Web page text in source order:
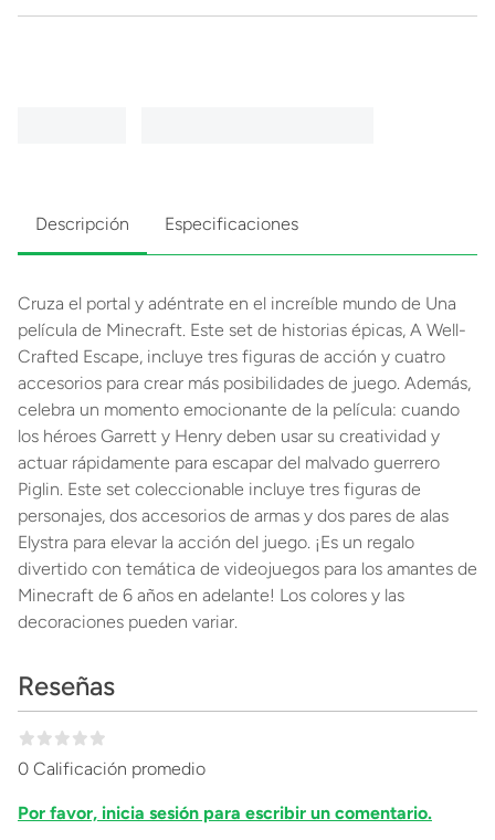
Descripción Especificaciones
Cruza el portal y adéntrate en el increíble mundo de Una
película de Minecraft. Este set de historias épicas, A Well-
Crafted Escape, incluye tres figuras de acción y cuatro
accesorios para crear más posibilidades de juego. Además,
celebra un momento emocionante de la película: cuando
los héroes Garrett y Henry deben usar su creatividad y
actuar rápidamente para escapar del malvado guerrero
Piglin. Este set coleccionable incluye tres figuras de
personajes, dos accesorios de armas y dos pares de alas
Elystra para elevar la acción del juego. ¡Es un regalo
divertido con temática de videojuegos para los amantes de
Minecraft de 6 años en adelante! Los colores y las
decoraciones pueden variar.
Reseñas
0 Calificación promedio
Por favor, inicia sesión para escribir un comentario.